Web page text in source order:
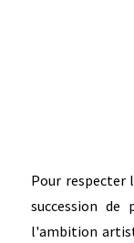
Pour respecter
succession
l'ambition